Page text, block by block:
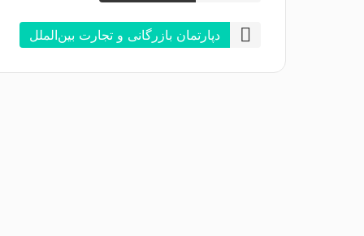
دپارتمان بازرگانی و تجارت بین‌الملل